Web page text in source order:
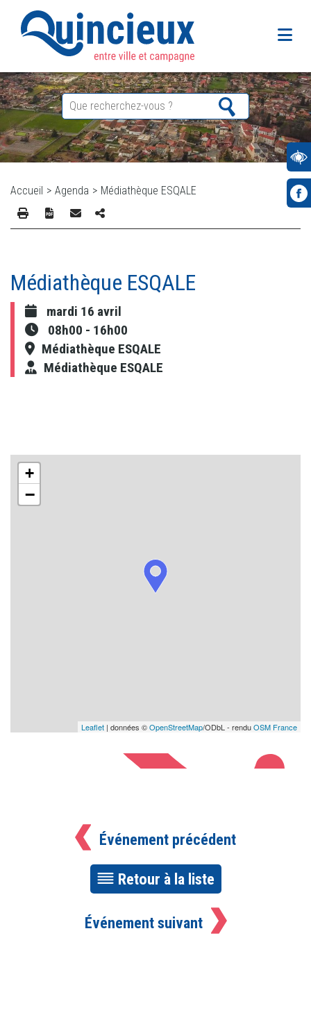
Accueil > Agenda > Médiathèque ESQALE
Médiathèque ESQALE
mardi 16 avril
08h00 - 16h00
Médiathèque ESQALE
Médiathèque ESQALE
+
−
Leaflet | données ©OpenStreetMap/ODbL - renduOSM France
Événement précédent
Retour à la liste
Événement suivant